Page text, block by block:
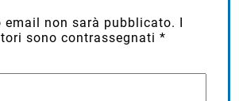
non sarà pubblicato. I
sono contrassegnati*